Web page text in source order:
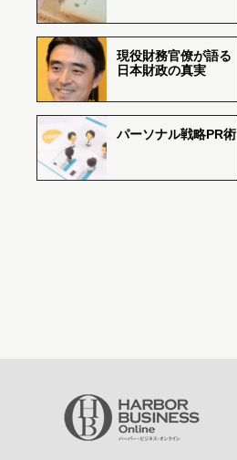
現役財務官僚が語る
日本財政の真実
パーソナル戦略PR術